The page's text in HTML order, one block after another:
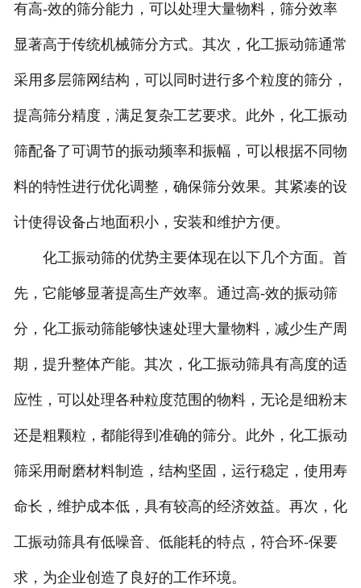
有高-效的筛分能力，可以处理大量物料，筛分效率
显著高于传统机械筛分方式。其次，化工振动筛通常
采用多层筛网结构，可以同时进行多个粒度的筛分，
提高筛分精度，满足复杂工艺要求。此外，化工振动
筛配备了可调节的振动频率和振幅，可以根据不同物
料的特性进行优化调整，确保筛分效果。其紧凑的设
计使得设备占地面积小，安装和维护方便。
化工振动筛的优势主要体现在以下几个方面。首
先，它能够显著提高生产效率。通过高-效的振动筛
分，化工振动筛能够快速处理大量物料，减少生产周
期，提升整体产能。其次，化工振动筛具有高度的适
应性，可以处理各种粒度范围的物料，无论是细粉末
还是粗颗粒，都能得到准确的筛分。此外，化工振动
筛采用耐磨材料制造，结构坚固，运行稳定，使用寿
命长，维护成本低，具有较高的经济效益。再次，化
工振动筛具有低噪音、低能耗的特点，符合环-保要
求，为企业创造了良好的工作环境。